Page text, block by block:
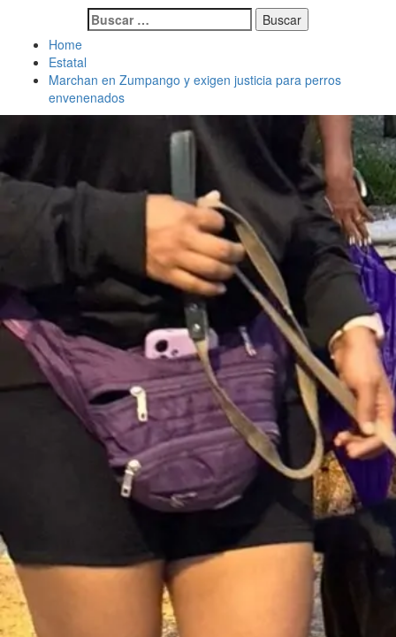
Buscar:
Home
Estatal
Marchan en Zumpango y exigen justicia para perros
envenenados